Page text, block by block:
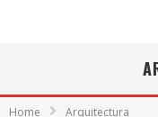
Home Arquitectura